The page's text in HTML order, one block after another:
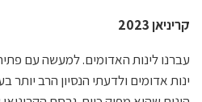
קריניאן 2023
עברנו לינות האדומים. למעשה עם
ינות אדומים ולדעתי הנסיון הרב